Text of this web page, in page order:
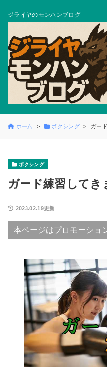
ジライヤのモンハンブログ
ホーム ボクシング ガー
ボクシング
ガード練習してき
2023.02.19更新
本ページはプロモーショ